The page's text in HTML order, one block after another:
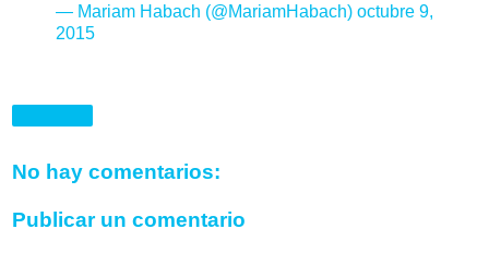
— Mariam Habach (@MariamHabach) octubre 9,
2015
No hay comentarios:
Publicar un comentario